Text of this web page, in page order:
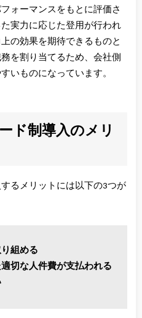
ォーマンスをもとに評価さ
実力に応じた登用が行われ
の効果を期待できるものと
を割り当てるため、会社側
いものになっています。
ド制導入のメリ
るメリットには以下の3つが
組める
切な人件費が支払われる